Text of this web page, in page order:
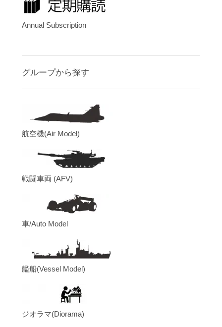
Annual Subscription
グループから探す
航空機(Air Model)
戦闘車両 (AFV)
車/Auto Model
艦船(Vessel Model)
ジオラマ(Diorama)